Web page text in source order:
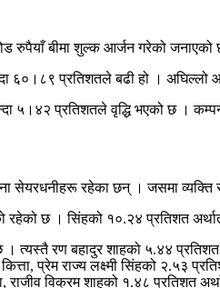
बीमा शुल्क आर्जन गरेको
प्रतिशतले बढी हो । अघिल्लो
५।४२ प्रतिशतले वृद्धि भएको छ ।
सेयरधनीहरू रहेका छन् । जसमा व्यक्ति
रहेको छ । सिंहको १०.२४ प्रतिशत
त्यस्तै रण बहादुर शाहको ५.४४
प्रेम राज्य लक्ष्मी सिंहको २.५३
विक्रम शाहको १.४८ प्रतिशत